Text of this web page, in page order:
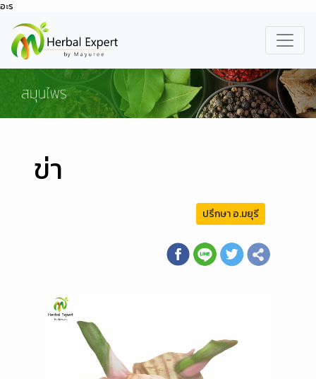
อะร
ข่า
ปรึกษา อ.มยุรี